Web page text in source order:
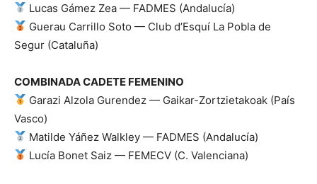
Lucas Gámez Zea — FADMES (Andalucía)
Guerau Carrillo Soto — Club d’Esquí La Pobla de
Segur (Cataluña)
COMBINADA CADETE FEMENINO
Garazi Alzola Gurendez — Gaikar-Zortzietakoak (País
Vasco)
Matilde Yáñez Walkley — FADMES (Andalucía)
Lucía Bonet Saiz — FEMECV (C. Valenciana)